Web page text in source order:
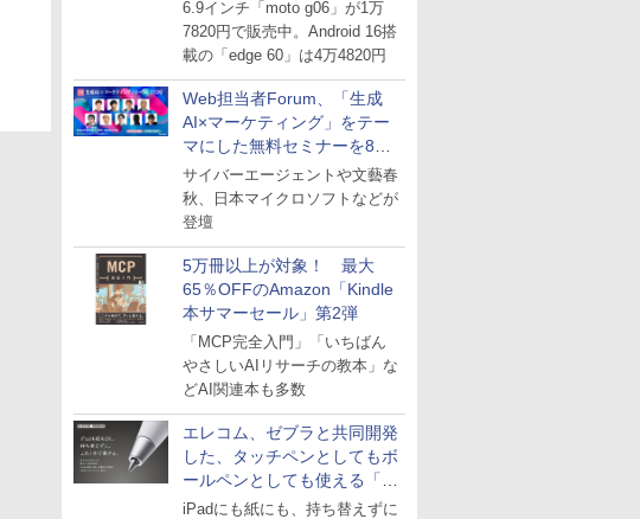
6.9インチ「moto g06」が1万
7820円で販売中。Android 16搭
載の「edge 60」は4万4820円
Web担当者Forum、「生成
AI×マーケティング」をテー
マにした無料セミナーを8月
27日にオンライン開催
サイバーエージェントや文藝春
秋、日本マイクロソフトなどが
登壇
5万冊以上が対象！ 最大
65％OFFのAmazon「Kindle
本サマーセール」第2弾
「MCP完全入門」「いちばん
やさしいAIリサーチの教本」な
どAI関連本も多数
エレコム、ゼブラと共同開発
した、タッチペンとしてもボ
ールペンとしても使える「ス
タイラスツーウェイ」発売
iPadにも紙にも、持ち替えずに